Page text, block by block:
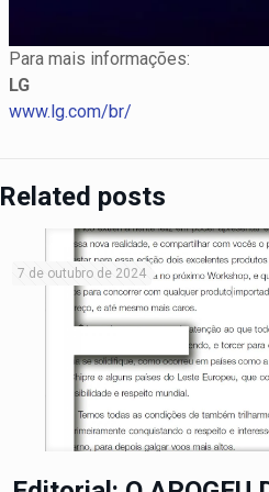
Para mais informações:
LG
www.lg.com/br/
Related posts
7 de outubro de 2024